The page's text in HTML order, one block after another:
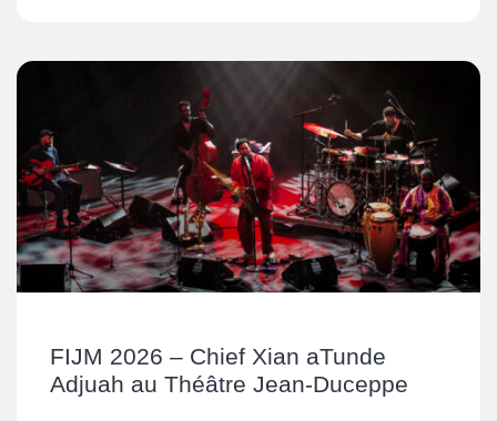
FIJM 2026 – Chief Xian aTunde
Adjuah au Théâtre Jean-Duceppe